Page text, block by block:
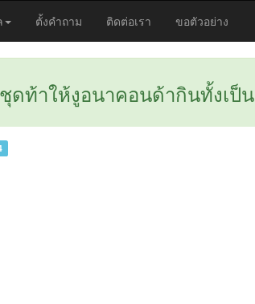
ตั้งคำถาม ติดต่อเรา ขอตัวอย่าง
ดท้าให้งูอนาคอนด้ากินทั้งเป็น